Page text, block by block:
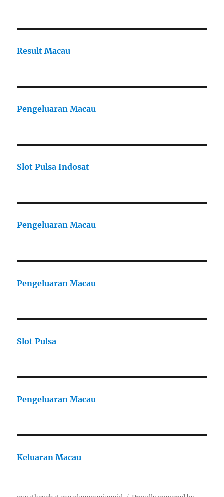
Result Macau
Pengeluaran Macau
Slot Pulsa Indosat
Pengeluaran Macau
Pengeluaran Macau
Slot Pulsa
Pengeluaran Macau
Keluaran Macau